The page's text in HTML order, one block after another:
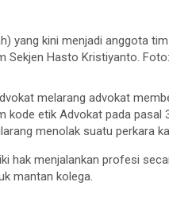
yang kini menjadi anggota
Sekjen Hasto Kristiyanto.
melarang advokat
kode etik Advokat pada
menolak suatu perkara
hak menjalankan profesi
mantan kolega.